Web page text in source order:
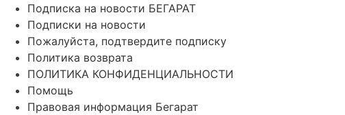
Подписка на новости БЕГАРАТ
Подписки на новости
Пожалуйста, подтвердите подписку
Политика возврата
ПОЛИТИКА КОНФИДЕНЦИАЛЬНОСТИ
Помощь
Правовая информация Бегарат